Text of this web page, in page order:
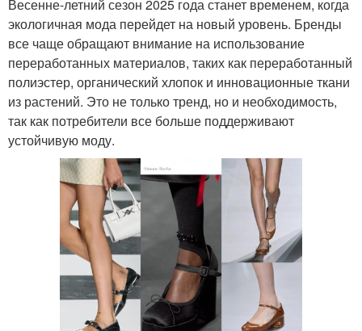
Весенне-летний сезон 2025 года станет временем, когда
экологичная мода перейдет на новый уровень. Бренды
все чаще обращают внимание на использование
переработанных материалов, таких как переработанный
полиэстер, органический хлопок и инновационные ткани
из растений. Это не только тренд, но и необходимость,
так как потребители все больше поддерживают
устойчивую моду.